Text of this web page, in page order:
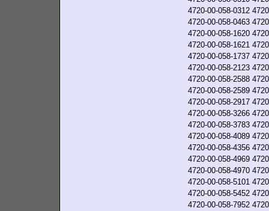
4720-00-058-0312
4720-00-058-0463
4720-00-058-1620
4720-00-058-1621
4720-00-058-1737
4720-00-058-2123
4720-00-058-2588
4720-00-058-2589
4720-00-058-2917
4720-00-058-3266
4720-00-058-3783
4720-00-058-4089
4720-00-058-4356
4720-00-058-4969
4720-00-058-4970
4720-00-058-5101
4720-00-058-5452
4720-00-058-7952